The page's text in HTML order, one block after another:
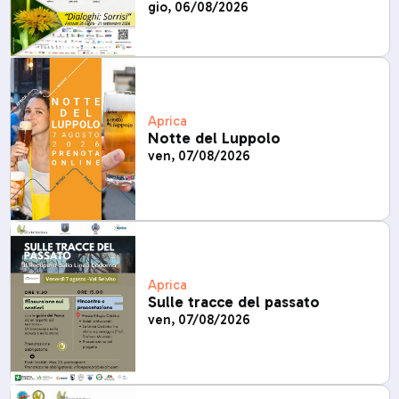
gio, 06/08/2026
Aprica
Notte del Luppolo
ven, 07/08/2026
Aprica
Sulle tracce del passato
ven, 07/08/2026